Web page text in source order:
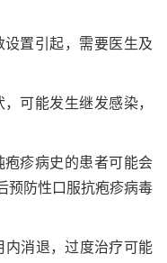
置引起，需要医生及
可能发生继发感染，
疹病史的患者可能会
预防性口服抗疱疹病毒
内消退，过度治疗可能